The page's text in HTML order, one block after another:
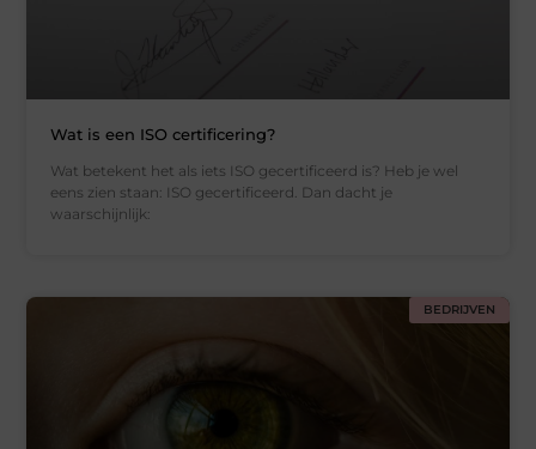
Wat is een ISO certificering?
Wat betekent het als iets ISO gecertificeerd is? Heb je wel
eens zien staan: ISO gecertificeerd. Dan dacht je
waarschijnlijk:
BEDRIJVEN